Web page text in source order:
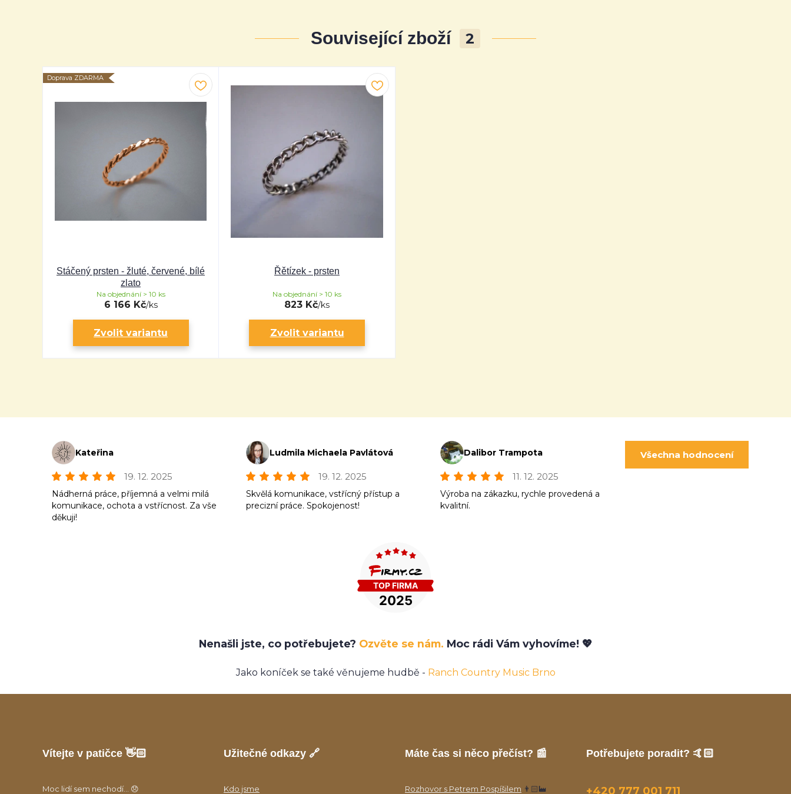
Související zboží 2
Doprava ZDARMA
Stáčený prsten - žluté, červené, bílé
zlato
6 166 Kč/ks
Na objednání > 10 ks
Zvolit variantu
Řětízek - prsten
823 Kč/ks
Na objednání > 10 ks
Zvolit variantu
Kateřina
19. 12. 2025
Nádherná práce, příjemná a velmi milá
komunikace, ochota a vstřícnost. Za vše
děkuji!
Ludmila Michaela Pavlátová
19. 12. 2025
Skvělá komunikace, vstřícný přístup a
precizní práce. Spokojenost!
Dalibor Trampota
11. 12. 2025
Výroba na zákazku, rychle provedená a
kvalitní.
Všechna hodnocení
Nenašli jste, co potřebujete? Ozvěte se nám. Moc rádi Vám vyhovíme! 💖
Jako koníček se také věnujeme hudbě - Ranch Country Music Brno
Vítejte v patičce 👋🏻
Moc lidí sem nechodí... 😞
Užitečné odkazy 🔗
Kdo jsme
Máte čas si něco přečíst? 📰
Rozhovor s Petrem Pospíšilem 👨🏻‍🏭
Potřebujete poradit? 🤙🏻
+420 777 001 711